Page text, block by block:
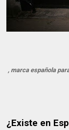
, marca española
¿Existe en